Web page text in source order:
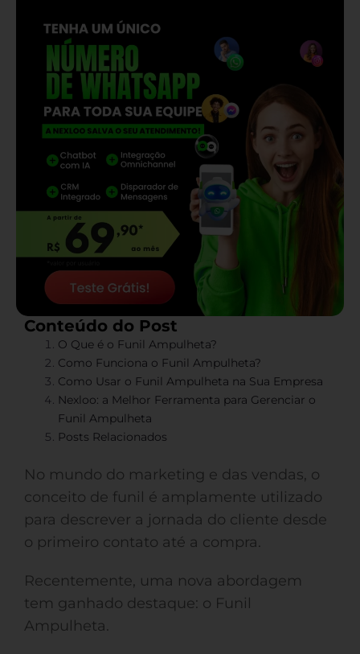
Conteúdo do Post
O Que é o Funil Ampulheta?
Como Funciona o Funil Ampulheta?
Como Usar o Funil Ampulheta na Sua Empresa
Nexloo: a Melhor Ferramenta para Gerenciar o
Funil Ampulheta
Posts Relacionados
No mundo do marketing e das vendas, o
conceito de funil é amplamente utilizado
para descrever a jornada do cliente desde
o primeiro contato até a compra.
Recentemente, uma nova abordagem
tem ganhado destaque: o Funil
Ampulheta.